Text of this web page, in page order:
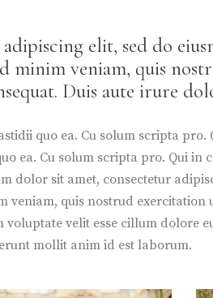
elit, sed do
minim veniam, quis
Duis aute irure
quo ea. Cu solum scripta pro.
ea. Cu solum scripta pro. Qui in
dolor sit amet, consectetur
quis nostrud exercitation
velit esse cillum dolore
mollit anim id est laborum.